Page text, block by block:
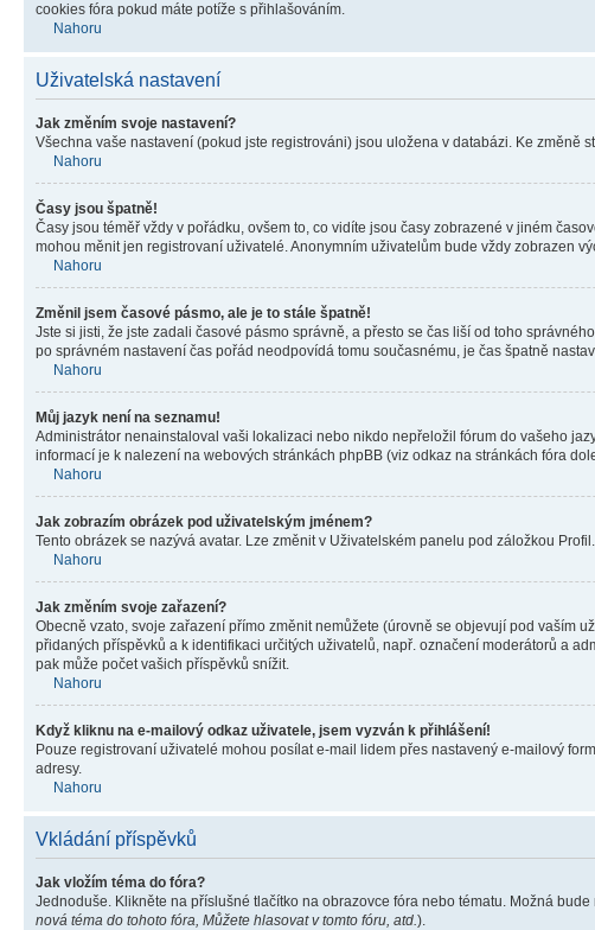
cookies fóra pokud máte potíže s přihlašováním.
Nahoru
Uživatelská nastavení
Jak změním svoje nastavení?
Všechna vaše nastavení (pokud jste registrováni) jsou uložena v databázi. Ke změně
Nahoru
Časy jsou špatně!
Časy jsou téměř vždy v pořádku, ovšem to, co vidíte jsou časy zobrazené v jiném
mohou měnit jen registrovaní uživatelé. Anonymním uživatelům bude vždy zobrazen
Nahoru
Změnil jsem časové pásmo, ale je to stále špatně!
Jste si jisti, že jste zadali časové pásmo správně, a přesto se čas liší od toho
po správném nastavení čas pořád neodpovídá tomu současnému, je čas špatně
Nahoru
Můj jazyk není na seznamu!
Administrátor nenainstaloval vaši lokalizaci nebo nikdo nepřeložil fórum do vašeho
informací je k nalezení na webových stránkách phpBB (viz odkaz na stránkách fóra
Nahoru
Jak zobrazím obrázek pod uživatelským jménem?
Tento obrázek se nazývá avatar. Lze změnit v Uživatelském panelu pod záložkou
Nahoru
Jak změním svoje zařazení?
Obecně vzato, svoje zařazení přímo změnit nemůžete (úrovně se objevují pod vaším
přidaných příspěvků a k identifikaci určitých uživatelů, např. označení moderátorů a
pak může počet vašich příspěvků snížit.
Nahoru
Když kliknu na e-mailový odkaz uživatele, jsem vyzván k přihlášení!
Pouze registrovaní uživatelé mohou posílat e-mail lidem přes nastavený e-mailový
adresy.
Nahoru
Vkládání příspěvků
Jak vložím téma do fóra?
Jednoduše. Klikněte na příslušné tlačítko na obrazovce fóra nebo tématu. Možná
nová téma do tohoto fóra, Můžete hlasovat v tomto fóru, atd.).